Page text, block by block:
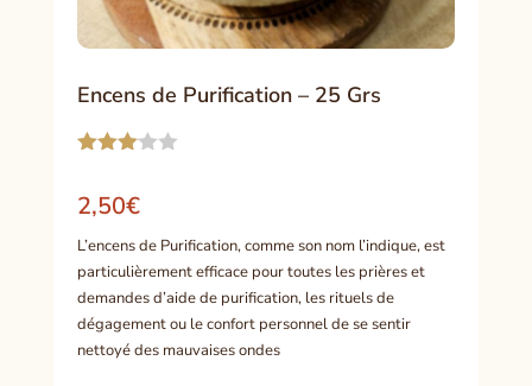
Encens de Purification – 25 Grs
sur 5
sur
notation
client
2,50€
L’encens de Purification, comme son nom l’indique, est
particulièrement efficace pour toutes les prières et
demandes d’aide de purification, les rituels de
dégagement ou le confort personnel de se sentir
nettoyé des mauvaises ondes